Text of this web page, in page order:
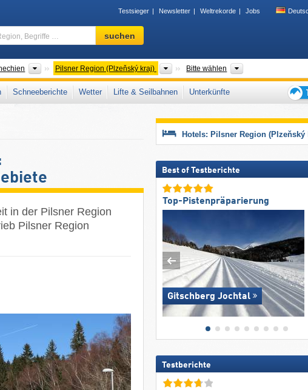
Testsieger Newsletter Weltrekorde Jobs
Skigebiet,
Region,
…
suchen
LänderPilsner Region (Plzeňský kraj) Regionen
Bitte wählen
Schneeberichte Wetter Lifte & Seilbahnen
Unterkünfte
für
den
in der Pilsner Region
Pilsner Region
Hotels: Pilsner Region (Plzeňský
Best of Testberichte
Top-Pistenpräparierung
Gitschberg Jochtal
Testberichte